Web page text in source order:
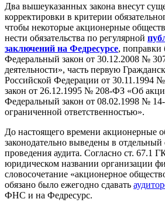
Два вышеуказанных закона внесут
корректировки в критерии
чтобы некоторые акционерные
нести обязательства по регулярной
заключений на Федресурсе,
Федеральный закон от 30.12.2008 №
деятельности», часть первую
Российской Федерации от 30.11.1994
закон от 26.12.1995 № 208-ФЗ «Об
Федеральный закон от 08.02.1998 №
ограниченной ответственностью».
До настоящего времени акционерные
законодательно выведены в отдельный
проведения аудита. Согласно ст. 67.1
юридическом названии организации
словосочетание «акционерное
обязано было ежегодно сдавать
ФНС и на Федресурс.